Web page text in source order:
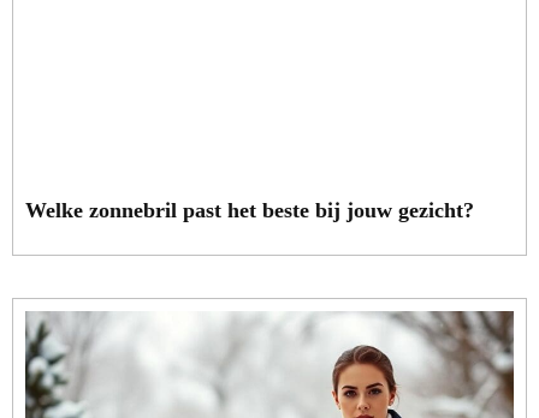
Welke zonnebril past het beste bij jouw gezicht?